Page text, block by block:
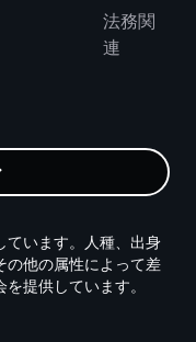
法務関
連
ています。人種、出身
の他の属性によって差
提供しています。